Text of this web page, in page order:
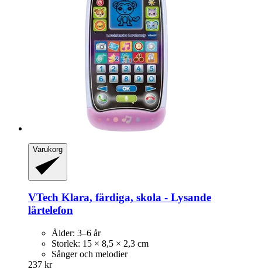
Varukorg
VTech Klara, färdiga, skola -​ Lysande
lärtelefon
Ålder: 3–6 år
Storlek: 15 × 8,5 × 2,3 cm
Sånger och melodier
237 kr